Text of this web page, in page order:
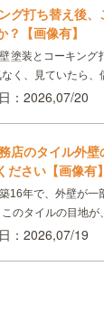
グ打ち替え後
？【画像有】
塗装とコーキング
なく、見ていたら
、 画像のように コ
：2026,07/20
店のタイル外
ださい【画像有】
16年で、外壁が一
のタイルの目地が
が、かなり禿げてし
：2026,07/19